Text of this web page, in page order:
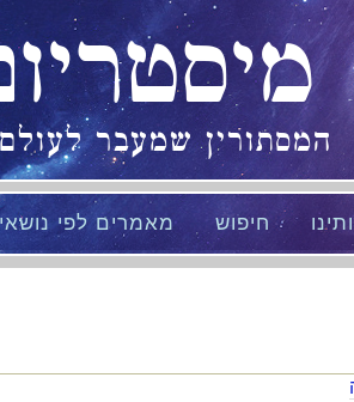
המסתורין שמעבר
מאמרים לפי חיפוש